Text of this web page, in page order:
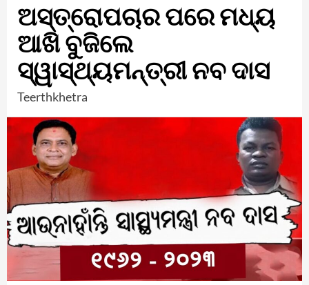
ଅସ୍ତ୍ରୋପଚାର ପରେ ମଧ୍ୟ
ଆଖି ବୁଜିଲେ
ସ୍ୱାସ୍ଥ୍ୟମନ୍ତ୍ରୀ ନବ ଦାସ
Teerthkhetra